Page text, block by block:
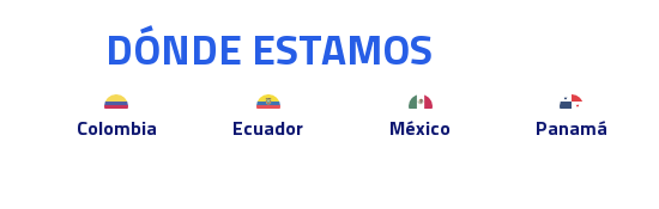
DÓNDE ESTAMOS
Colombia Ecuador México Panamá